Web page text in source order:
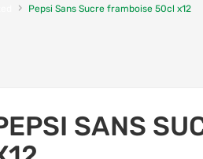
› Pepsi Sans Sucre framboise 50cl x12
SANS